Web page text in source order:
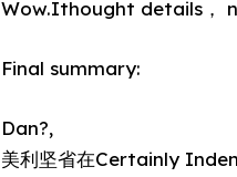
Wow.Ithought details，
Final summary:
Dan?,
美利坚省在Certainly